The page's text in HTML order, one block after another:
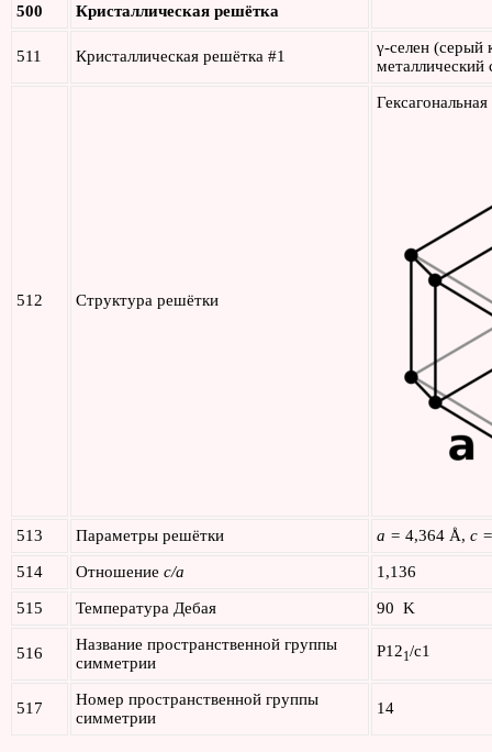
500 Кристаллическая решётка
511 Кристаллическая решётка #1
γ-селен (серый
металлический
512 Структура решётки
Гексагональная
513 Параметры решётки a = 4,364 Å, c
514 Отношение c/a 1,136
515 Температура Дебая 90 K
516
Название пространственной группы
симметрии
P121/c1
517
Номер пространственной группы
симметрии
14